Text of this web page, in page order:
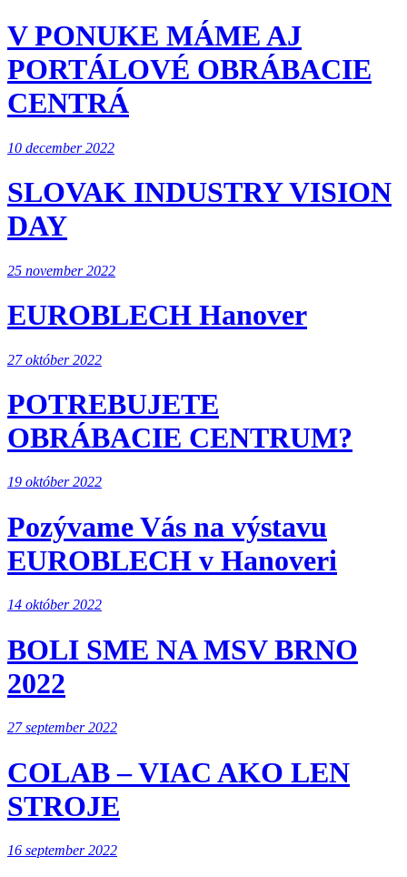
V PONUKE MÁME AJ
PORTÁLOVÉ OBRÁBACIE
CENTRÁ
10 december 2022
SLOVAK INDUSTRY VISION
DAY
25 november 2022
EUROBLECH Hanover
27 október 2022
POTREBUJETE
OBRÁBACIE CENTRUM?
19 október 2022
Pozývame Vás na výstavu
EUROBLECH v Hanoveri
14 október 2022
BOLI SME NA MSV BRNO
2022
27 september 2022
COLAB – VIAC AKO LEN
STROJE
16 september 2022